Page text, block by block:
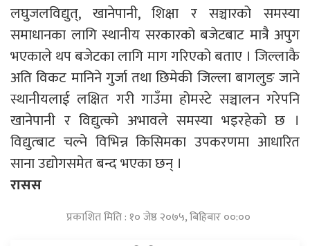
लघुजलविद्युत्, खानेपानी, शिक्षा र सञ्चारको समस्या
समाधानका लागि स्थानीय सरकारको बजेटबाट मात्रै अपुग
भएकाले थप बजेटका लागि माग गरिएको बताए । जिल्लाकै
अति विकट मानिने गुर्जा तथा छिमेकी जिल्ला बागलुङ जाने
स्थानीयलाई लक्षित गरी गाउँमा होमस्टे सञ्चालन गरेपनि
खानेपानी र विद्युत्को अभावले समस्या भइरहेको छ ।
विद्युत्बाट चल्ने विभिन्न किसिमका उपकरणमा आधारित
साना उद्योगसमेत बन्द भएका छन् ।
रासस
प्रकाशित मिति : १० जेष्ठ २०७५, बिहिबार ००:००